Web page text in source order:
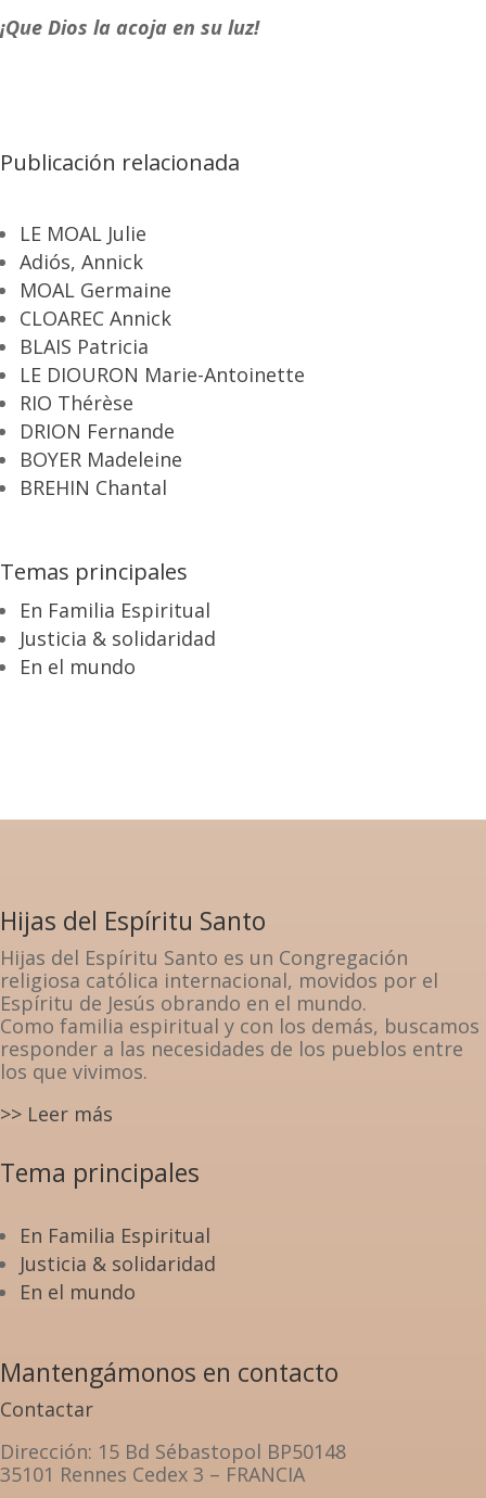
¡Que Dios la acoja en su luz!
Publicación relacionada
LE MOAL Julie
Adiós, Annick
MOAL Germaine
CLOAREC Annick
BLAIS Patricia
LE DIOURON Marie-Antoinette
RIO Thérèse
DRION Fernande
BOYER Madeleine
BREHIN Chantal
Temas principales
En Familia Espiritual
Justicia & solidaridad
En el mundo
Hijas del Espíritu Santo
Hijas del Espíritu Santo es un Congregación
religiosa católica internacional, movidos por el
Espíritu de Jesús obrando en el mundo.
Como familia espiritual y con los demás, buscamos
responder a las necesidades de los pueblos entre
los que vivimos.
>> Leer más
Tema principales
En Familia Espiritual
Justicia & solidaridad
En el mundo
Mantengámonos en contacto
Contactar
Dirección: 15 Bd Sébastopol BP50148
35101 Rennes Cedex 3 – FRANCIA